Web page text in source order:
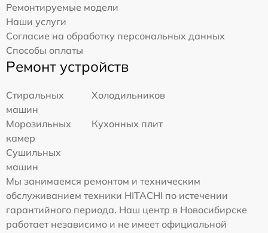
Ремонтируемые модели
Наши услуги
Согласие на обработку персональных данных
Способы оплаты
Ремонт устройств
Стиральных
машин
Холодильников
Морозильных
камер
Кухонных плит
Сушильных
машин
Мы занимаемся ремонтом и техническим
обслуживанием техники HITACHI по истечении
гарантийного периода. Наш центр в Новосибирске
работает независимо и не имеет официальной